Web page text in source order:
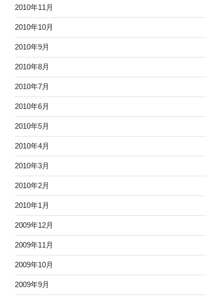
2010年11月
2010年10月
2010年9月
2010年8月
2010年7月
2010年6月
2010年5月
2010年4月
2010年3月
2010年2月
2010年1月
2009年12月
2009年11月
2009年10月
2009年9月